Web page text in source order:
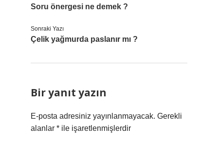
Soru önergesi ne demek ?
Sonraki Yazı
Çelik yağmurda paslanır mı ?
Bir yanıt yazın
E-posta adresiniz yayınlanmayacak. Gerekli
alanlar * ile işaretlenmişlerdir